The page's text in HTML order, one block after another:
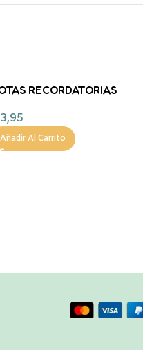
RECORDATORIAS
legami
3,95
Añadir Al Carrito